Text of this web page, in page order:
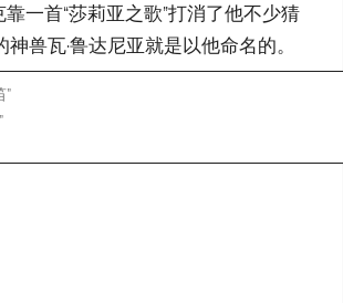
一首“莎莉亚之歌”打消了他不少猜
兽瓦·鲁达尼亚就是以他命名的。
”